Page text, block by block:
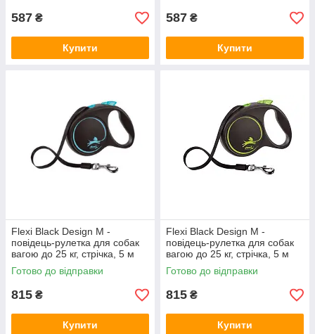
587 ₴
Купити
587 ₴
Купити
Flexi Black Design M -
повідець-рулетка для собак
вагою до 25 кг, стрічка, 5 м
Готово до відправки
815 ₴
Купити
Flexi Black Design M -
повідець-рулетка для собак
вагою до 25 кг, стрічка, 5 м
зелений
Готово до відправки
815 ₴
Купити